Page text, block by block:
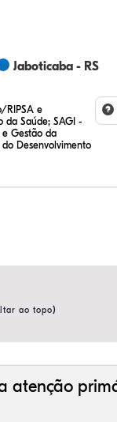
Jaboticaba - RS
RIPSA e
da Saúde; SAGI -
Gestão da
Desenvolvimento
ao topo)
atenção